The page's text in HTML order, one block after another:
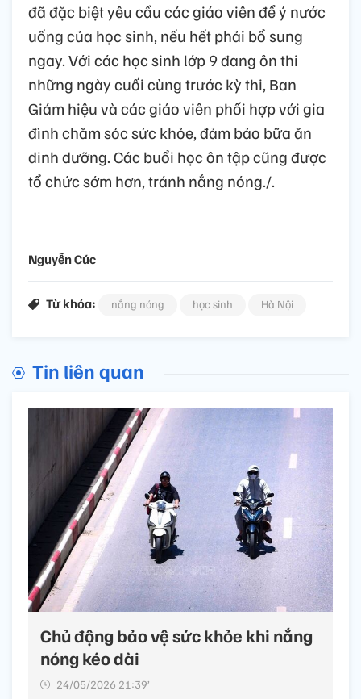
đã đặc biệt yêu cầu các giáo viên để ý nước
uống của học sinh, nếu hết phải bổ sung
ngay. Với các học sinh lớp 9 đang ôn thi
những ngày cuối cùng trước kỳ thi, Ban
Giám hiệu và các giáo viên phối hợp với gia
đình chăm sóc sức khỏe, đảm bảo bữa ăn
dinh dưỡng. Các buổi học ôn tập cũng được
tổ chức sớm hơn, tránh nắng nóng./.
Nguyễn Cúc
Từ khóa: nắng nóng học sinh Hà Nội
Tin liên quan
Chủ động bảo vệ sức khỏe khi nắng
nóng kéo dài
24/05/2026 21:39’